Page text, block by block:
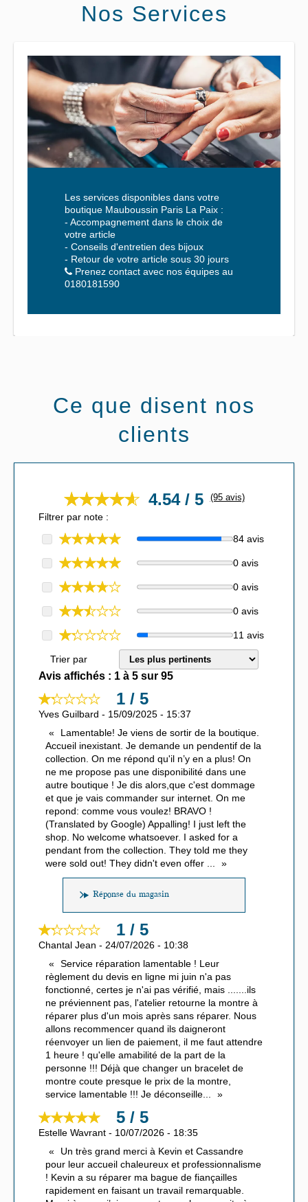
Nos Services
Les services disponibles dans votre
boutique Mauboussin Paris La Paix :
- Accompagnement dans le choix de
votre article
- Conseils d'entretien des bijoux
- Retour de votre article sous 30 jours
Prenez contact avec nos équipes au
0180181590
Ce que disent nos
clients
4.54 / 5 (95 avis)
Filtrer par note :
84 avis
0 avis
0 avis
0 avis
11 avis
Trier par
Avis affichés : 1 à 5 sur 95
1 / 5
Yves Guilbard - 15/09/2025 - 15:37
Lamentable! Je viens de sortir de la boutique.
Accueil inexistant. Je demande un pendentif de la
collection. On me répond qu'il n’y en a plus! On
ne me propose pas une disponibilité dans une
autre boutique ! Je dis alors,que c'est dommage
et que je vais commander sur internet. On me
repond: comme vous voulez! BRAVO !
(Translated by Google) Appalling! I just left the
shop. No welcome whatsoever. I asked for a
pendant from the collection. They told me they
were sold out! They didn't even offer ...
Réponse du magasin
1 / 5
Chantal Jean - 24/07/2026 - 10:38
Service réparation lamentable ! Leur
règlement du devis en ligne mi juin n'a pas
fonctionné, certes je n'ai pas vérifié, mais .......ils
ne préviennent pas, l'atelier retourne la montre à
réparer plus d'un mois après sans réparer. Nous
allons recommencer quand ils daigneront
réenvoyer un lien de paiement, il me faut attendre
1 heure ! qu'elle amabilité de la part de la
personne !!! Déjà que changer un bracelet de
montre coute presque le prix de la montre,
service lamentable !!! Je déconseille...
5 / 5
Estelle Wavrant - 10/07/2026 - 18:35
Un très grand merci à Kevin et Cassandre
pour leur accueil chaleureux et professionnalisme
! Kevin a su réparer ma bague de fiançailles
rapidement en faisant un travail remarquable.